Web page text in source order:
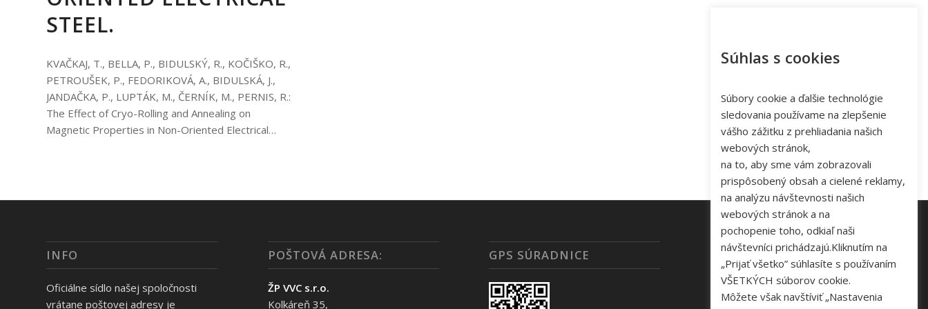
STEEL.
KVAČKAJ, T., BELLA, P., BIDULSKÝ, R., KOČIŠKO, R.,
PETROUŠEK, P., FEDORIKOVÁ, A., BIDULSKÁ, J.,
JANDAČKA, P., LUPTÁK, M., ČERNÍK, M., PERNIS, R.:
The Effect of Cryo-Rolling and Annealing on
Magnetic Properties in Non-Oriented Electrical…
INFO
Oficiálne sídlo našej spoločnosti
vrátane poštovej adresy je
POŠTOVÁ ADRESA:
ŽP VVC s.r.o.
Kolkáreň 35,
GPS SÚRADNICE KONTAKT
Tel: +421 48 645 40 35
e-mail:novakova@zelpo.sk
Súhlas s cookies
Súbory cookie a ďalšie technológie
sledovania používame na zlepšenie
vášho zážitku z prehliadania našich
webových stránok,
na to, aby sme vám zobrazovali
prispôsobený obsah a cielené reklamy,
na analýzu návštevnosti našich
webových stránok a na
pochopenie toho, odkiaľ naši
návštevníci prichádzajú.Kliknutím na
„Prijať všetko” súhlasíte s používaním
VŠETKÝCH súborov cookie.
Môžete však navštíviť „Nastavenia